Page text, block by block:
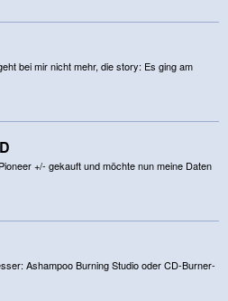
bei mir nicht mehr, die story: Es ging am
+/- gekauft und möchte nun meine Daten
Ashampoo Burning Studio oder CD-Burner-